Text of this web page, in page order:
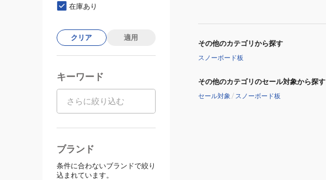
その他のカテゴリから探す
スノーボード板
その他のカテゴリのセール対象から探す
セール対象 / スノーボード板
在庫あり
クリア 適用
キーワード
ブランド
条件に合わないブランドで絞り
込まれています。